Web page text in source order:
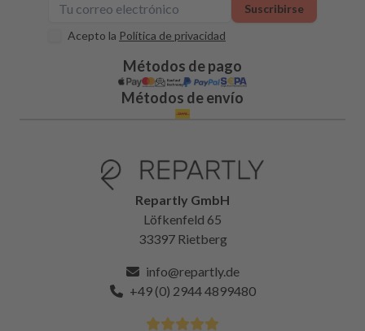
Acepto la Política de privacidad
Suscribirse
Métodos de pago
Métodos de envío
Repartly GmbH
Löfkenfeld 65
33397 Rietberg
info@repartly.de
+49 (0) 2944 4899480